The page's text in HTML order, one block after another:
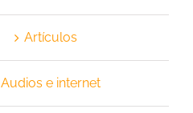
Artículos
Audios e internet